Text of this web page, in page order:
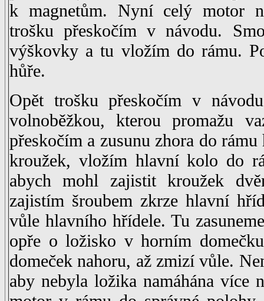
k magnetům. Nyní celý motor
trošku přeskočím v návodu.
výškovky a tu vložím do rámu.
hůře.
Opět trošku přeskočím v
volnoběžkou, kterou promažu
přeskočím a zusunu zhora do
kroužek, vložím hlavní kolo do
abych mohl zajistit kroužek
zajistím šroubem zkrze hlavní
vůle hlavního hřídele. Tu
opře o ložisko v horním
domeček nahoru, až zmizí vůle.
aby nebyla ložika namáhána více